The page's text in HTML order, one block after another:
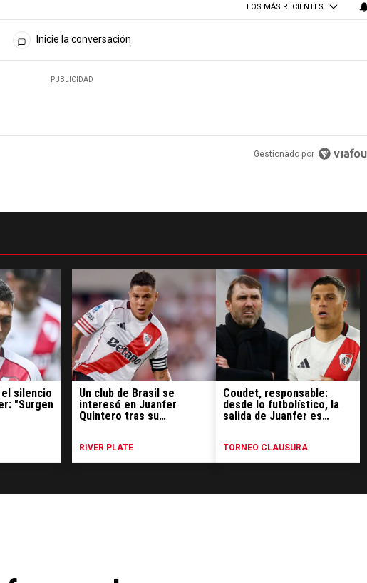
LOS MÁS RECIENTES
Inicie la conversación
PUBLICIDAD
Gestionado por
silencio
"Surgen
Un club de Brasil se
interesó en Juanfer
Quintero tras su
RIVER PLATE
Coudet, responsable:
desde lo futbolístico, la
salida de Juanfer es
TORNEO CLAUSURA